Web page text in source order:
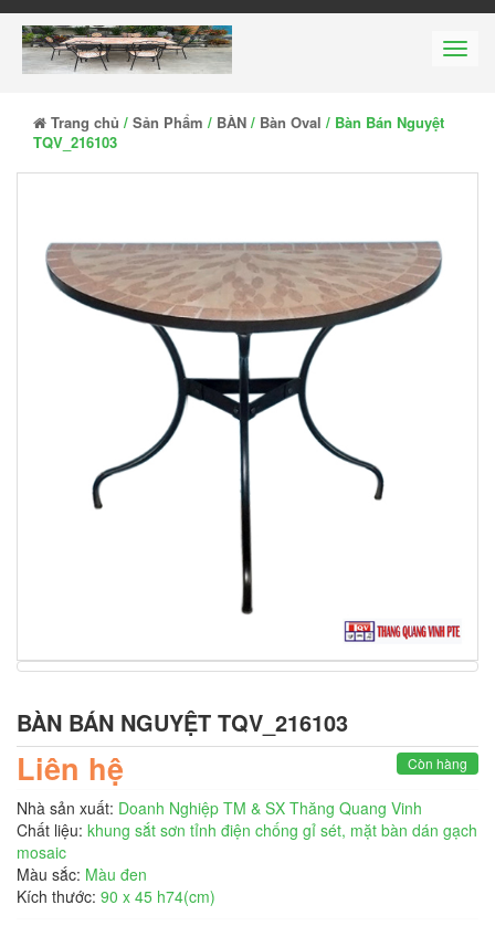
Trang chủ / Sản Phẩm / BÀN / Bàn Oval / Bàn Bán Nguyệt
TQV_216103
BÀN BÁN NGUYỆT TQV_216103
Liên hệ Còn hàng
Nhà sản xuất: Doanh Nghiệp TM & SX Thăng Quang Vinh
Chất liệu: khung sắt sơn tỉnh điện chống gỉ sét, mặt bàn dán gạch
mosaic
Màu sắc: Màu đen
Kích thước: 90 x 45 h74(cm)